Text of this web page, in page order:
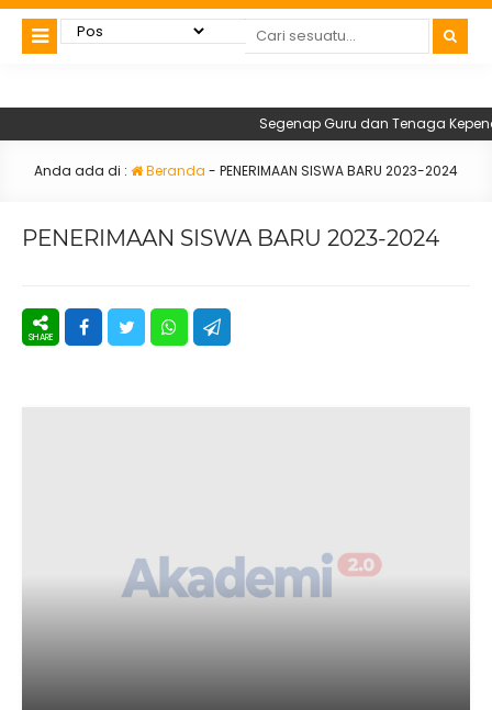
Segenap Guru dan Tenaga
Anda ada di : Beranda - PENERIMAAN SISWA BARU 2023-2024
PENERIMAAN SISWA BARU 2023-2024